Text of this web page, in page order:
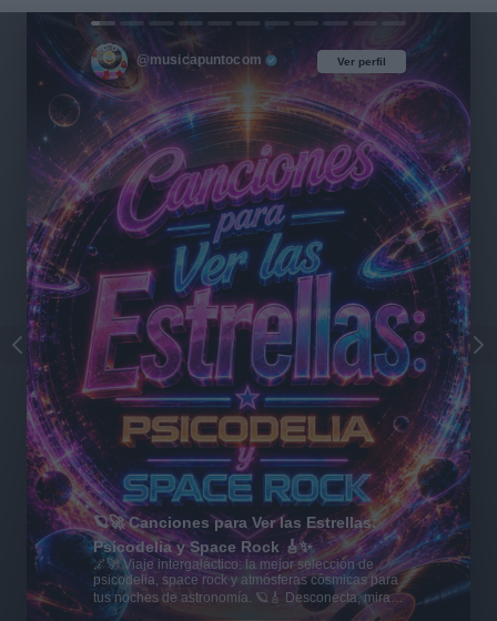
Ver perfil
@musicapuntocom Ver perfil
🪐🚀 Canciones para Ver las Estrellas:
Psicodelia y Space Rock 🎸✨
🌌🚀 Viaje intergaláctico: la mejor selección de
psicodelia, space rock y atmósferas cósmicas para
tus noches de astronomía. 🪐🎸 Desconecta, mira